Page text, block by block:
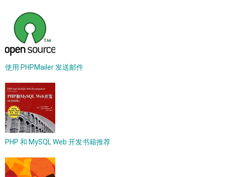
使用 PHPMailer 发送邮件
PHP 和 MySQL Web 开发书籍推荐